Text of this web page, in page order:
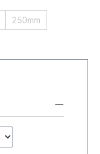
250mm